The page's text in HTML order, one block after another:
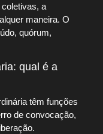
a
maneira. O
quórum,
qual é a
têm funções
de convocação,